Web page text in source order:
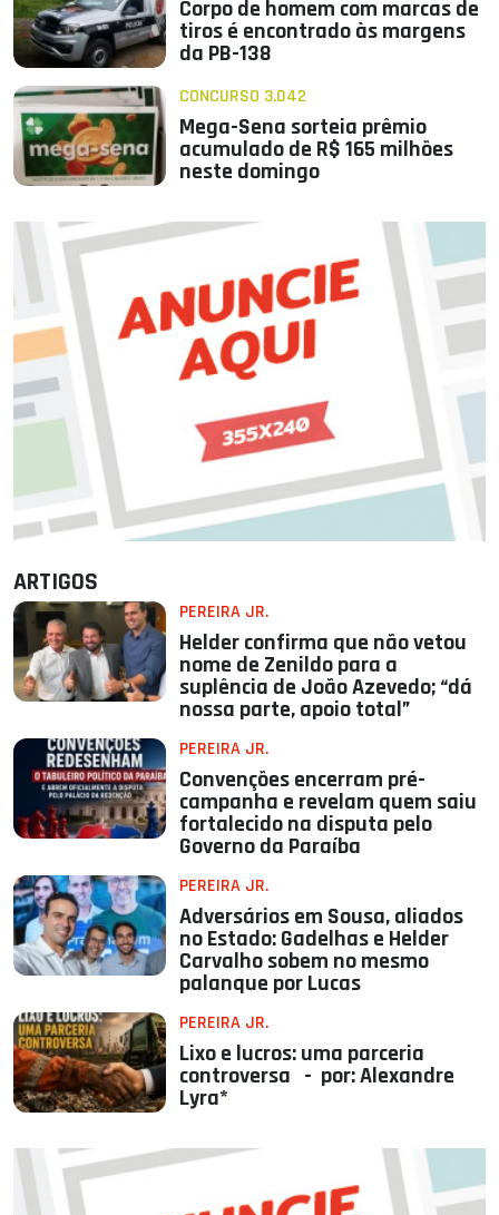
Corpo de homem com marcas de
tiros é encontrado às margens
da PB-138
CONCURSO 3.042
Mega-Sena sorteia prêmio
acumulado de R$ 165 milhões
neste domingo
ARTIGOS
PEREIRA JR.
Helder confirma que não vetou
nome de Zenildo para a
suplência de João Azevedo; “dá
nossa parte, apoio total”
PEREIRA JR.
Convenções encerram pré-
campanha e revelam quem saiu
fortalecido na disputa pelo
Governo da Paraíba
PEREIRA JR.
Adversários em Sousa, aliados
no Estado: Gadelhas e Helder
Carvalho sobem no mesmo
palanque por Lucas
PEREIRA JR.
Lixo e lucros: uma parceria
controversa - por: Alexandre
Lyra*